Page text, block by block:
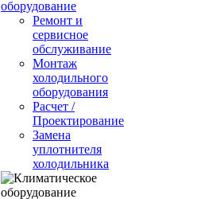
оборудование
Ремонт и
сервисное
обслуживание
Монтаж
холодильного
оборудования
Расчет /
Проектирование
Замена
уплотнителя
холодильника